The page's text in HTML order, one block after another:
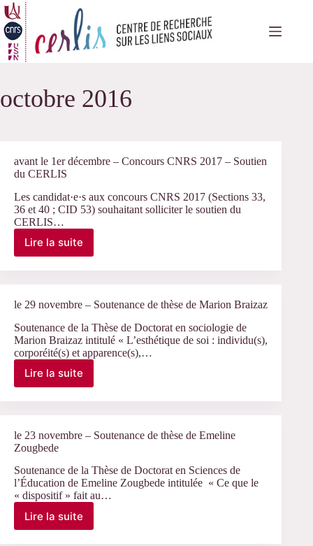
Passer
au
contenu
octobre 2016
avant le 1er décembre – Concours CNRS 2017 – Soutien
du CERLIS
Les candidat·e·s aux concours CNRS 2017 (Sections 33,
36 et 40 ; CID 53) souhaitant solliciter le soutien du
CERLIS…
Lire la suite
avant
–
CNRS
2017
–
Soutien
du
le 29 novembre – Soutenance de thèse de Marion Braizaz
Soutenance de la Thèse de Doctorat en sociologie de
Marion Braizaz intitulé « L’esthétique de soi : individu(s),
corporéité(s) et apparence(s),…
Lire la suite
le
29
Soutenance
de
de
Marion
Braizaz
le 23 novembre – Soutenance de thèse de Emeline
Zougbede
Soutenance de la Thèse de Doctorat en Sciences de
l’Éducation de Emeline Zougbede intitulée « Ce que le
« dispositif » fait au…
Lire la suite
le